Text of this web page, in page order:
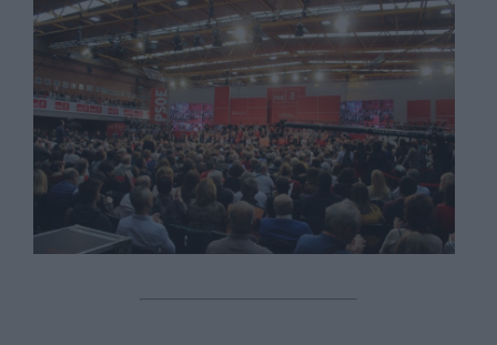
Información adicional
link